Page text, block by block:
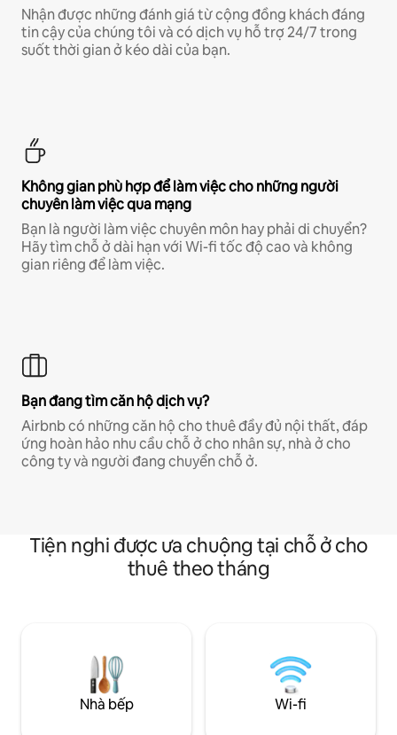
Nhận được những đánh giá từ cộng đồng khách đáng
tin cậy của chúng tôi và có dịch vụ hỗ trợ 24/7 trong
suốt thời gian ở kéo dài của bạn.
Không gian phù hợp để làm việc cho những người
chuyên làm việc qua mạng
Bạn là người làm việc chuyên môn hay phải di chuyển?
Hãy tìm chỗ ở dài hạn với Wi-fi tốc độ cao và không
gian riêng để làm việc.
Bạn đang tìm căn hộ dịch vụ?
Airbnb có những căn hộ cho thuê đầy đủ nội thất, đáp
ứng hoàn hảo nhu cầu chỗ ở cho nhân sự, nhà ở cho
công ty và người đang chuyển chỗ ở.
Tiện nghi được ưa chuộng tại chỗ ở cho
thuê theo tháng
Nhà bếp Wi-fi